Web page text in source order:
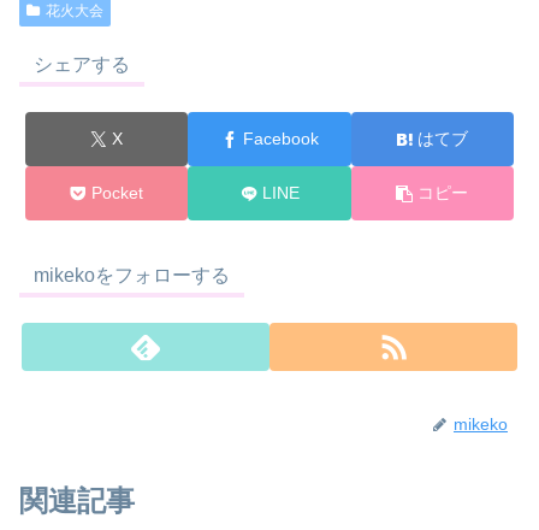
花火大会
シェアする
X Facebook はてブ
Pocket LINE コピー
mikekoをフォローする
mikeko
関連記事